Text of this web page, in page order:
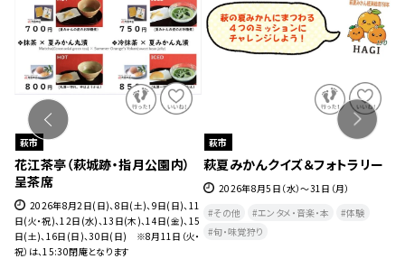
萩市
花江茶亭（萩城跡・指月公園内）
呈茶席
2026年8月2日(日)、8日(土)、9日(日)、11
日(火・祝)、12日(水)、13日(木)、14日(金)、15
日(土)、16日(日)、30日(日) ※8月11日（火・
祝）は、15:30閉庵となります
萩市
萩夏みかんクイズ＆フォトラリー
2026年8月5日（水）～31日（月）
その他
エンタメ・音楽・本
体験
旬・味覚狩り